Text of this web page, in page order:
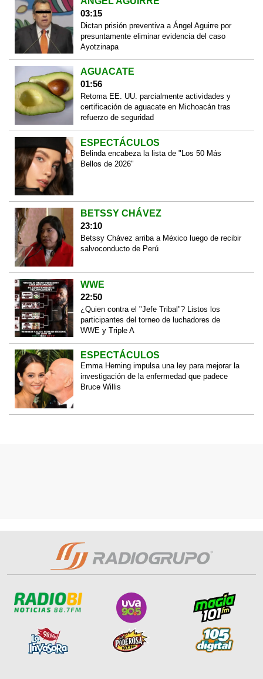
03:15
Dictan prisión preventiva a Ángel Aguirre por
presuntamente eliminar evidencia del caso
Ayotzinapa
AGUACATE
01:56
Retoma EE. UU. parcialmente actividades y
certificación de aguacate en Michoacán tras
refuerzo de seguridad
ESPECTÁCULOS
Belinda encabeza la lista de "Los 50 Más
Bellos de 2026"
BETSSY CHÁVEZ
23:10
Betssy Chávez arriba a México luego de recibir
salvoconducto de Perú
WWE
22:50
¿Quien contra el "Jefe Tribal"? Listos los
participantes del torneo de luchadores de
WWE y Triple A
ESPECTÁCULOS
Emma Heming impulsa una ley para mejorar la
investigación de la enfermedad que padece
Bruce Willis